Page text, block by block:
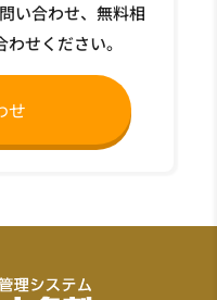
い合わせ、無料相
せください。
せ